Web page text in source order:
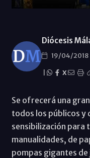
Diócesis
19/04/2018
X
Se ofrecerá una
todos los públicos y
sensibilización para
manualidades, de
pompas gigantes